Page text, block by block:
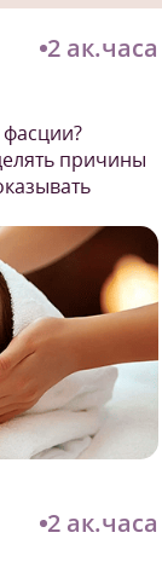
2 ак.часа
причины
2 ак.часа